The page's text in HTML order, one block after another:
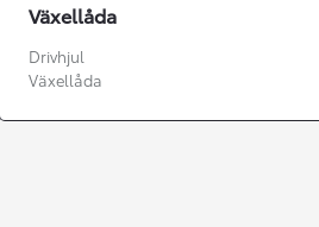
Från 360 900 kr
Från 3 548 kr/mån
Växellåda
Drivhjul
Växellåda